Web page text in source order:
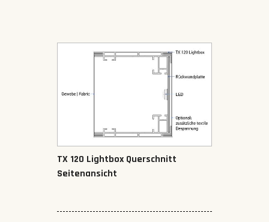
TX 120 Lightbox Querschnitt
Seitenansicht